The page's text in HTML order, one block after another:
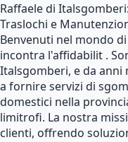
Raffaele di
Traslochi e
Benvenuti nel mondo
incontra l'affidabilit .
Italsgomberi, e da anni
a fornire servizi di
domestici nella
limitrofi. La nostra
clienti, offrendo